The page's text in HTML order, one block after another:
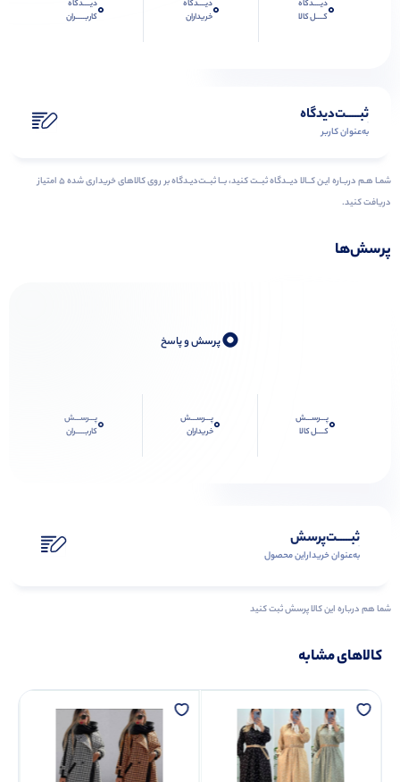
0دیــــدگاه
کــــل کالا
0دیــــدگاه
خریداران
0دیــــدگاه
کاربـــــران
ثبـــــت‌دیدگاه
به‌عنوان کاربر
شمـا هـم دربـاره ایـن کــالا دیــدگاه ثبــت کنید، بــا ثبــت‌دیـدگاه بر روی کالاهای خریداری شده ۵ امتیاز
دریافت کنید.
پرسش‌ها
0پرسش و پاسخ
0پـــرســـش
کــــل کالا
0پـــرســـش
خریداران
0پـــرســـش
کاربـــــران
ثبـــــت‌پرسش
به‌عنوان ‌خریدار‌این‌ محصول
شما هم درباره این کالا پرسش ثبت کنید
کالاهای مشابه